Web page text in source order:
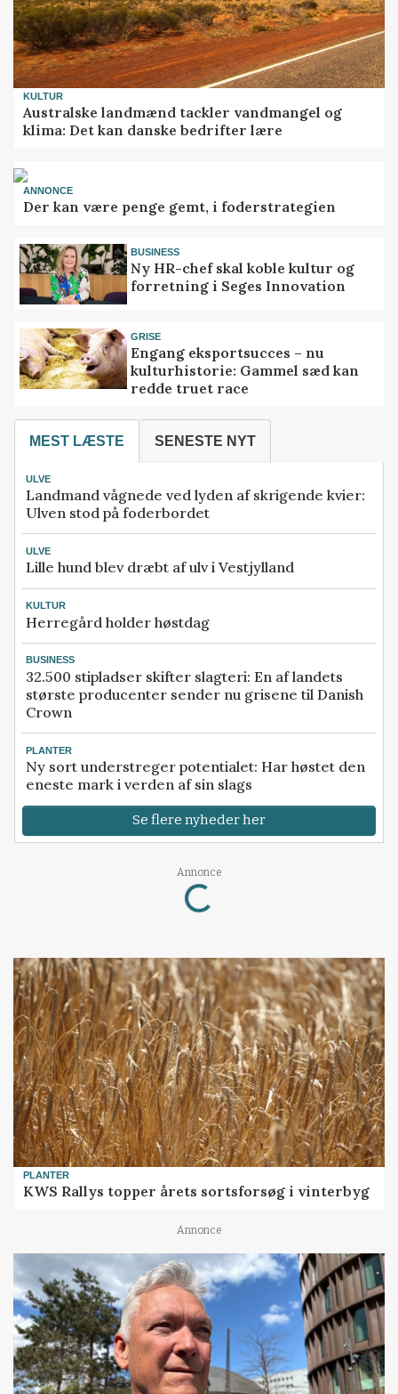
KULTUR
Australske landmænd tackler vandmangel og
klima: Det kan danske bedrifter lære
ANNONCE
Der kan være penge gemt, i foderstrategien
BUSINESS
Ny HR-chef skal koble kultur og
forretning i Seges Innovation
GRISE
Engang eksportsucces – nu
kulturhistorie: Gammel sæd kan
redde truet race
MEST LÆSTE SENESTE NYT
ULVE
Landmand vågnede ved lyden af skrigende kvier:
Ulven stod på foderbordet
ULVE
Lille hund blev dræbt af ulv i Vestjylland
KULTUR
Herregård holder høstdag
BUSINESS
32.500 stipladser skifter slagteri: En af landets
største producenter sender nu grisene til Danish
Crown
PLANTER
Ny sort understreger potentialet: Har høstet den
eneste mark i verden af sin slags
Se flere nyheder her
Annonce
Loading...
PLANTER
KWS Rallys topper årets sortsforsøg i vinterbyg
Annonce